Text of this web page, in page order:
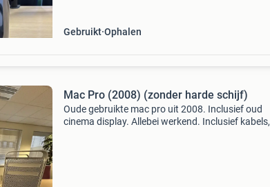
Gebruikt Ophalen
Mac Pro (2008) (zonder harde schijf)
Oude gebruikte mac pro uit 2008. Inclusief oud
cinema display. Allebei werkend. Inclusief kabels,